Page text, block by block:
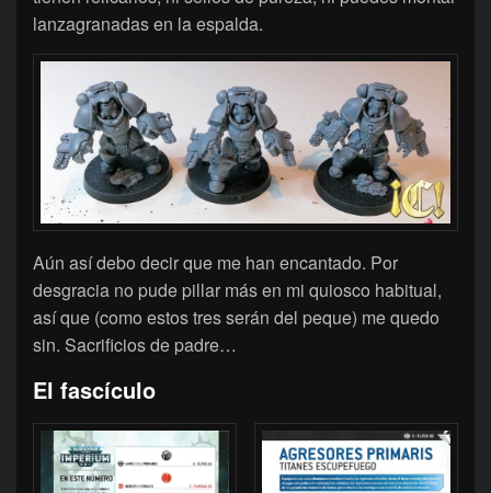
lanzagranadas en la espalda.
Aún así debo decir que me han encantado. Por
desgracia no pude pillar más en mi quiosco habitual,
así que (como estos tres serán del peque) me quedo
sin. Sacrificios de padre…
El fascículo